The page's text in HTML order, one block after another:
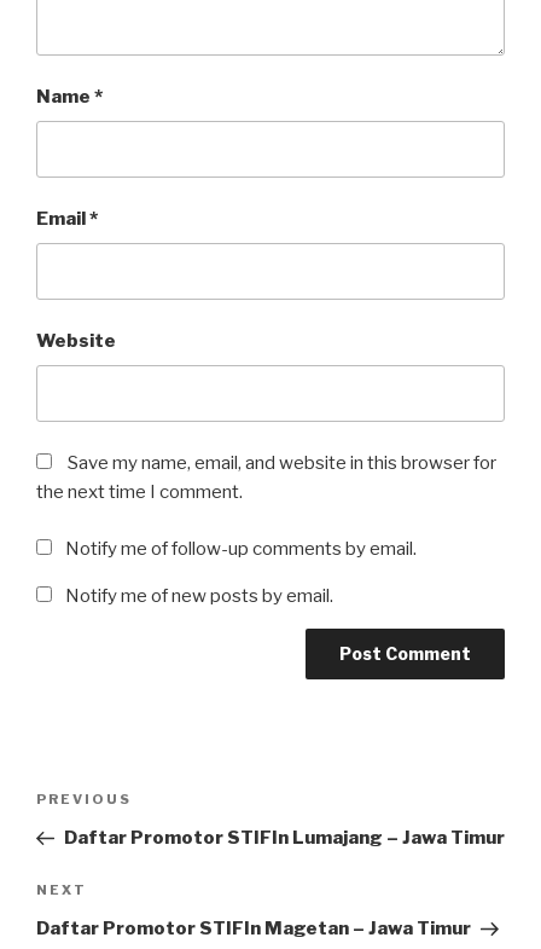
Name *
Email *
Website
Save my name, email, and website in this browser for
the next time I comment.
Notify me of follow-up comments by email.
Notify me of new posts by email.
Previous
Post
PREVIOUS
Daftar Promotor STIFIn Lumajang – Jawa Timur
Next
Post
NEXT
Daftar Promotor STIFIn Magetan – Jawa Timur